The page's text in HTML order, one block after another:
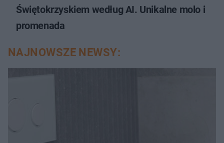
Świętokrzyskiem według AI. Unikalne molo i
promenada
NAJNOWSZE NEWSY: